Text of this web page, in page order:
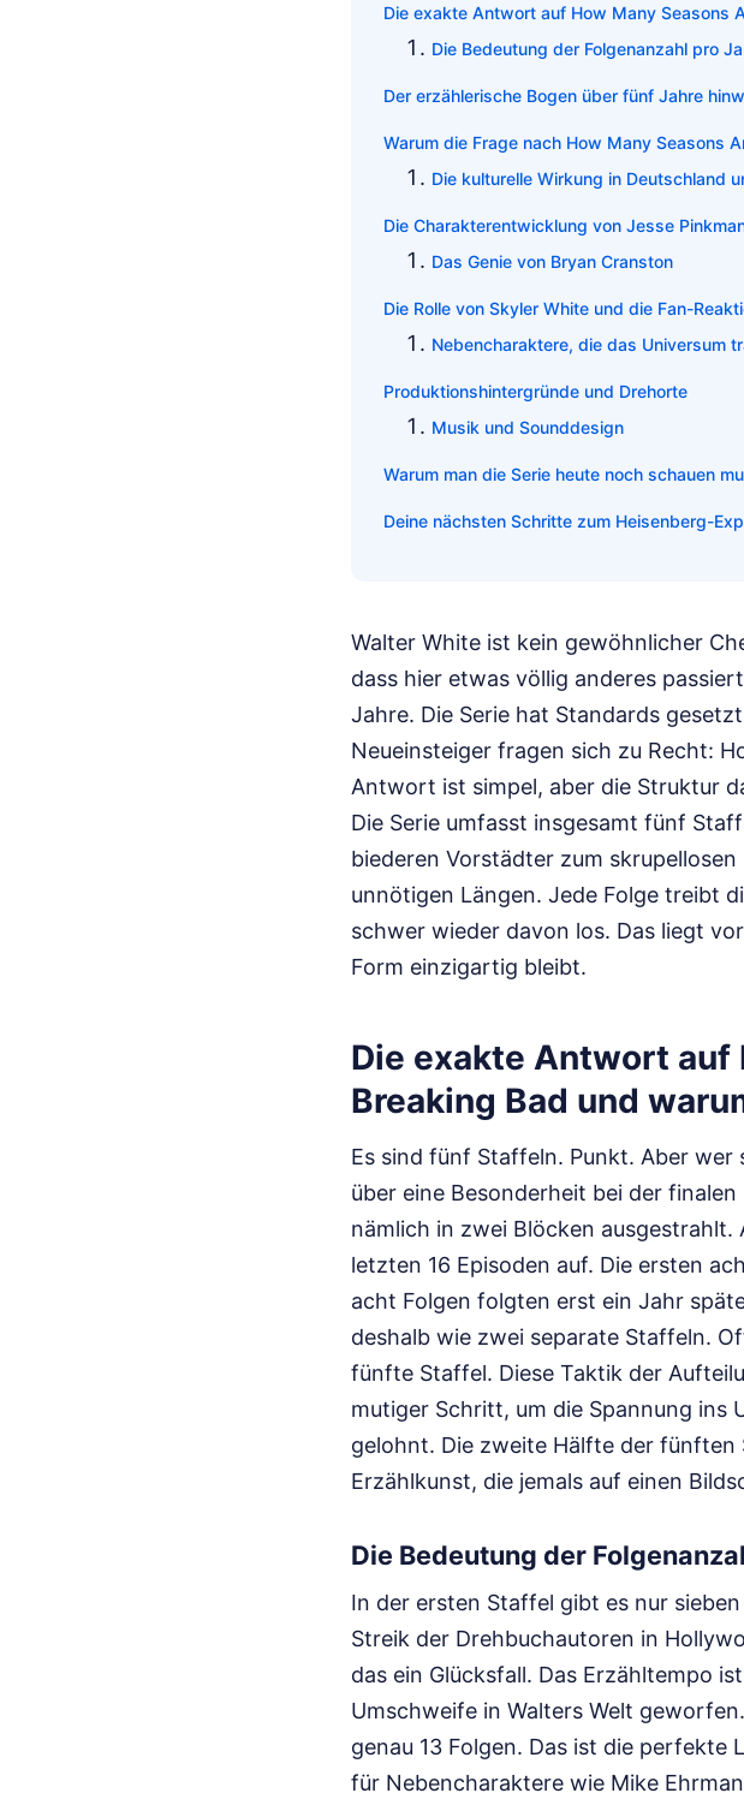
Die exakte Antwort auf How Many Seasons
Die Bedeutung der Folgenanzahl pro
Der erzählerische Bogen über fünf Jahre
Warum die Frage nach How Many Seasons
Die kulturelle Wirkung in Deutschland
Die Charakterentwicklung von Jesse
Das Genie von Bryan Cranston
Die Rolle von Skyler White und die Fan-
Nebencharaktere, die das Universum
Produktionshintergründe und Drehorte
Musik und Sounddesign
Warum man die Serie heute noch schauen
Deine nächsten Schritte zum Heisenberg-
Walter White ist kein gewöhnlicher
dass hier etwas völlig anderes
Jahre. Die Serie hat Standards
Neueinsteiger fragen sich zu Recht:
Antwort ist simpel, aber die Struktur
Die Serie umfasst insgesamt fünf
biederen Vorstädter zum
unnötigen Längen. Jede Folge treibt
schwer wieder davon los. Das liegt
Form einzigartig bleibt.
Die exakte Antwort auf
Breaking Bad und
Es sind fünf Staffeln. Punkt. Aber
über eine Besonderheit bei der
nämlich in zwei Blöcken
letzten 16 Episoden auf. Die ersten
acht Folgen folgten erst ein Jahr
deshalb wie zwei separate Staffeln.
fünfte Staffel. Diese Taktik der
mutiger Schritt, um die Spannung ins
gelohnt. Die zweite Hälfte der
Erzählkunst, die jemals auf einen
Die Bedeutung der
In der ersten Staffel gibt es nur
Streik der Drehbuchautoren in
das ein Glücksfall. Das Erzähltempo
Umschweife in Walters Welt
genau 13 Folgen. Das ist die perfekte
für Nebencharaktere wie Mike